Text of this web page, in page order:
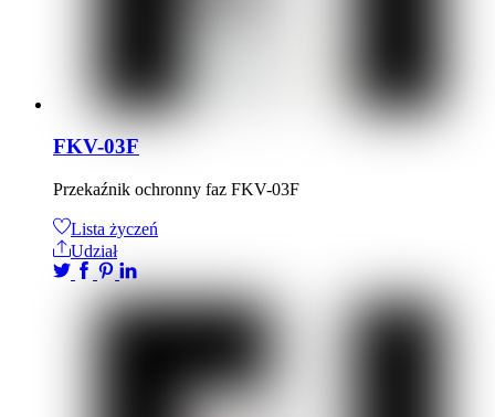
FKV-03F
Przekaźnik ochronny faz FKV-03F
Lista życzeń
Udział